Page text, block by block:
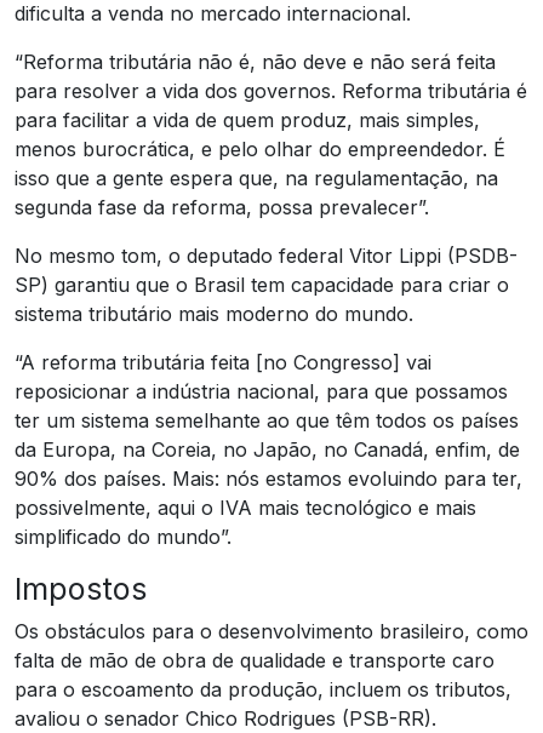
dificulta a venda no mercado internacional.
“Reforma tributária não é, não deve e não será feita
para resolver a vida dos governos. Reforma tributária é
para facilitar a vida de quem produz, mais simples,
menos burocrática, e pelo olhar do empreendedor. É
isso que a gente espera que, na regulamentação, na
segunda fase da reforma, possa prevalecer”.
No mesmo tom, o deputado federal Vitor Lippi (PSDB-
SP) garantiu que o Brasil tem capacidade para criar o
sistema tributário mais moderno do mundo.
“A reforma tributária feita [no Congresso] vai
reposicionar a indústria nacional, para que possamos
ter um sistema semelhante ao que têm todos os países
da Europa, na Coreia, no Japão, no Canadá, enfim, de
90% dos países. Mais: nós estamos evoluindo para ter,
possivelmente, aqui o IVA mais tecnológico e mais
simplificado do mundo”.
Impostos
Os obstáculos para o desenvolvimento brasileiro, como
falta de mão de obra de qualidade e transporte caro
para o escoamento da produção, incluem os tributos,
avaliou o senador Chico Rodrigues (PSB-RR).